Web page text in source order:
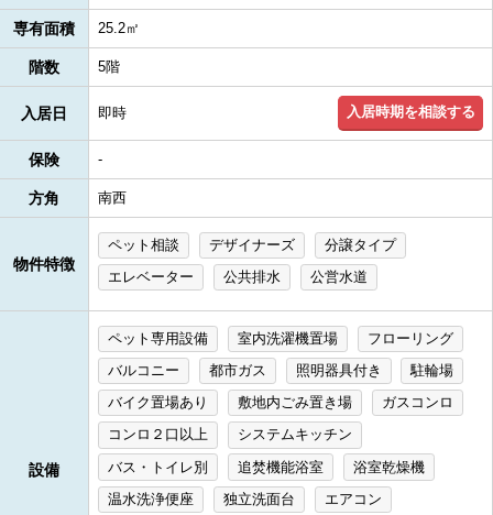
専有面積 25.2㎡
階数 5階
入居日 即時 入居時期を相談する
保険 -
方角 南西
物件特徴
ペット相談 デザイナーズ
分譲タイプ
エレベーター
公共排水 公営水道
設備
ペット専用設備 室内洗濯機置場
フローリング
バルコニー
都市ガス 照明器具付き
駐輪場
バイク置場あり
敷地内ごみ置き場
ガスコンロ
コンロ２口以上
システムキッチン
バス・トイレ別
追焚機能浴室
浴室乾燥機
温水洗浄便座
独立洗面台
エアコン